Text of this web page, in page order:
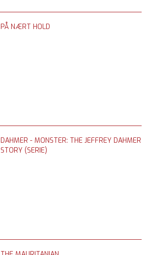
PÅ NÆRT HOLD
DAHMER - MONSTER: THE JEFFREY DAHMER
STORY (SERIE)